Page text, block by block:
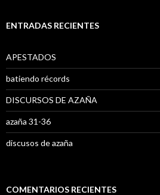
a
ENTRADAS RECIENTES
APESTADOS
batiendo récords
DISCURSOS DE AZAÑA
azaña 31-36
discusos de azaña
COMENTARIOS RECIENTES